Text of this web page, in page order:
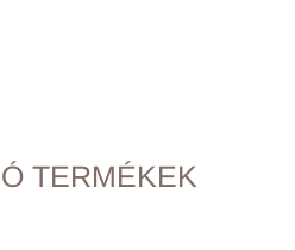
TERMÉKEK